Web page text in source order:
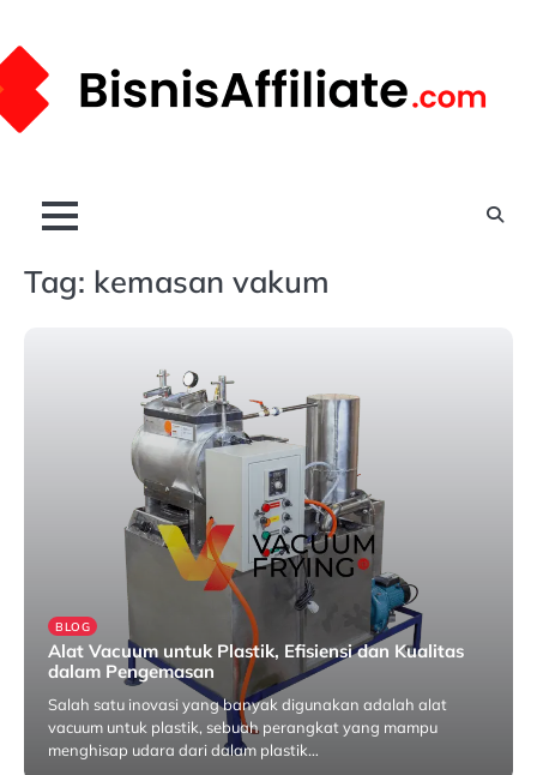
to
content
Tag: kemasan vakum
BLOG
Alat Vacuum untuk Plastik, Efisiensi dan Kualitas
dalam Pengemasan
Salah satu inovasi yang banyak digunakan adalah alat
vacuum untuk plastik, sebuah perangkat yang mampu
menghisap udara dari dalam plastik…